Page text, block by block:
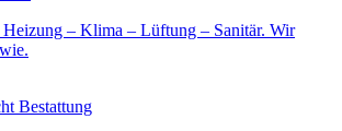
– Klima – Lüftung – Sanitär. Wir
Bestattung